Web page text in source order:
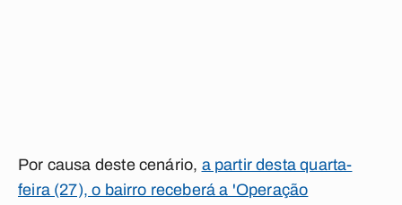
Por causa deste cenário, a partir desta quarta-
feira (27), o bairro receberá a 'Operação